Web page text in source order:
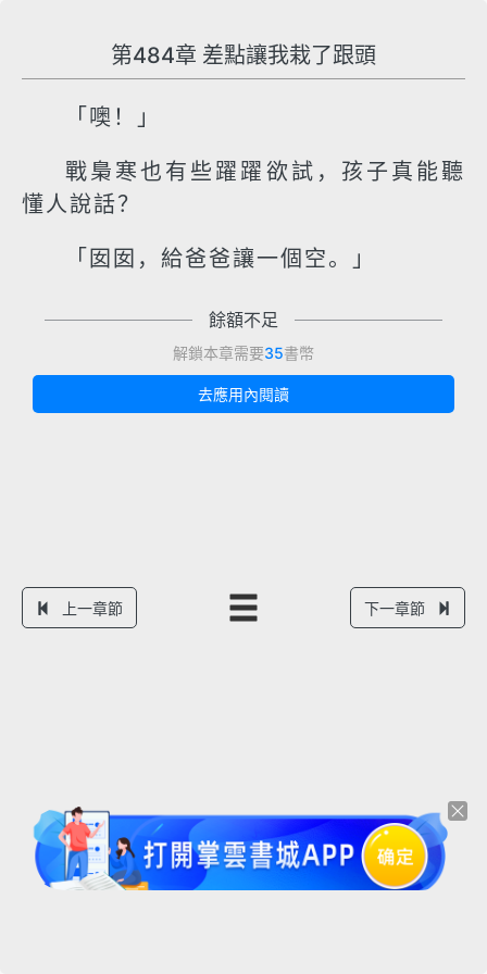
第484章 差點讓我栽了跟頭
「噢！」
戰梟寒也有些躍躍欲試，孩子真能聽
懂人說話？
「囡囡，給爸爸讓一個空。」
餘額不足
解鎖本章需要35書幣
去應用內閱讀
上一章節 下一章節